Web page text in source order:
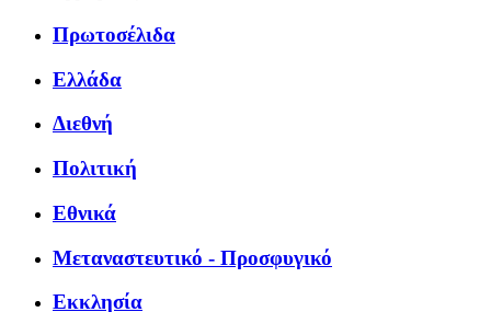
Πρωτοσέλιδα
Ελλάδα
Διεθνή
Πολιτική
Εθνικά
Μεταναστευτικό - Προσφυγικό
Εκκλησία